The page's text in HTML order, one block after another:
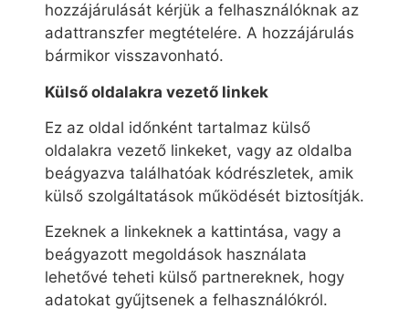
hozzájárulását kérjük a felhasználóknak az
adattranszfer megtételére. A hozzájárulás
bármikor visszavonható.
Külső oldalakra vezető linkek
Ez az oldal időnként tartalmaz külső
oldalakra vezető linkeket, vagy az oldalba
beágyazva találhatóak kódrészletek, amik
külső szolgáltatások működését biztosítják.
Ezeknek a linkeknek a kattintása, vagy a
beágyazott megoldások használata
lehetővé teheti külső partnereknek, hogy
adatokat gyűjtsenek a felhasználókról.